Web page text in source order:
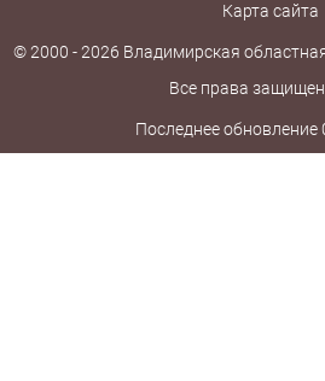
© 2000 - 2026 Владимирская
Все права
Карта сайта
Последнее обновление